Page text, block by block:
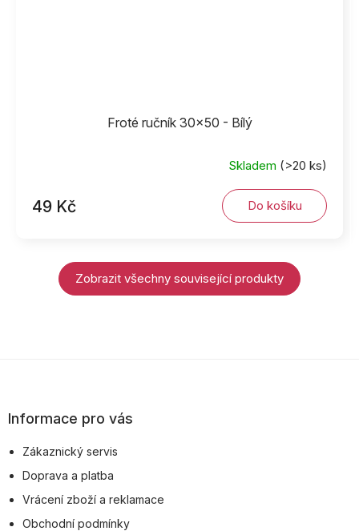
Froté ručník 30x50 - Bílý
Skladem (>20 ks)
49 Kč Do košíku
Zobrazit všechny související produkty
pInformace pro vás
Zákaznický servis
Doprava a platba
Vrácení zboží a reklamace
Obchodní podmínky